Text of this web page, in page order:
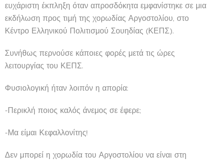
ευχάριστη έκπληξη όταν απροσδόκητα εμφανίστηκε σε μια
εκδήλωση προς τιμή της χορωδίας Αργοστολίου, στο
Κέντρο Ελληνικού Πολιτισμού Σουηδίας (ΚΕΠΣ).
Συνήθως περνούσε κάποιες φορές μετά τις ώρες
λειτουργίας του ΚΕΠΣ.
Φυσιολογική ήταν λοιπόν η απορία:
-Περικλή ποιος καλός άνεμος σε έφερε;
-Μα είμαι Κεφαλλονίτης!
Δεν μπορεί η χορωδία του Αργοστολίου να είναι στη